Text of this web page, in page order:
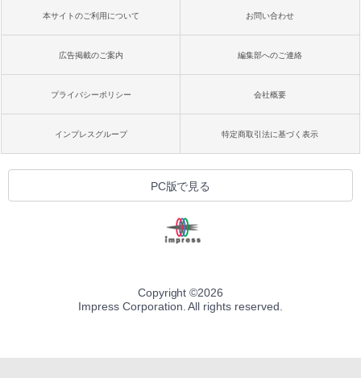
本サイトのご利用について お問い合わせ
広告掲載のご案内 編集部へのご連絡
プライバシーポリシー 会社概要
インプレスグループ 特定商取引法に基づく表示
PC版で見る
Copyright ©2026
Impress Corporation. All rights reserved.